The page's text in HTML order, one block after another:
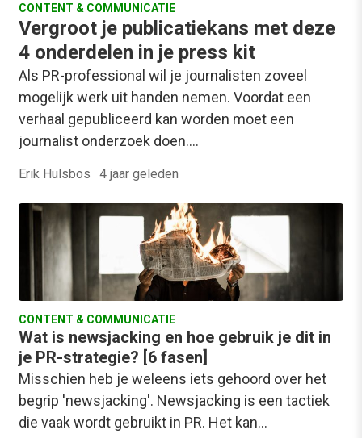
CONTENT & COMMUNICATIE
Vergroot je publicatiekans met deze
4 onderdelen in je press kit
Als PR-professional wil je journalisten zoveel
mogelijk werk uit handen nemen. Voordat een
verhaal gepubliceerd kan worden moet een
journalist onderzoek doen.…
Erik Hulsbos · 4 jaar geleden
CONTENT & COMMUNICATIE
Wat is newsjacking en hoe gebruik je dit in
je PR-strategie? [6 fasen]
Misschien heb je weleens iets gehoord over het
begrip 'newsjacking'. Newsjacking is een tactiek
die vaak wordt gebruikt in PR. Het kan…